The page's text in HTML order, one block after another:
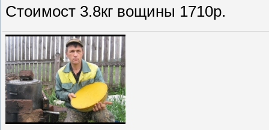
Стоимост 3.8кг вощины 1710р.